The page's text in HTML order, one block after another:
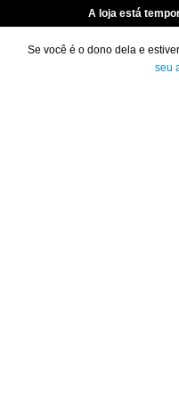
A loja está
Se você é o dono dela e
seu